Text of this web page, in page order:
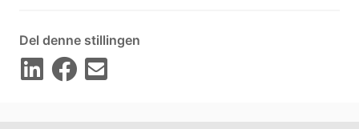
Del denne stillingen